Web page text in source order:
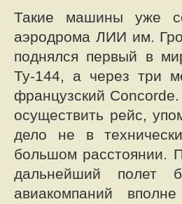
Такие машины уже
аэродрома ЛИИ им.
поднялся первый в
Ту-144, а через три
французский
осуществить рейс,
дело не в
большом расстоянии.
дальнейший
авиакомпаний